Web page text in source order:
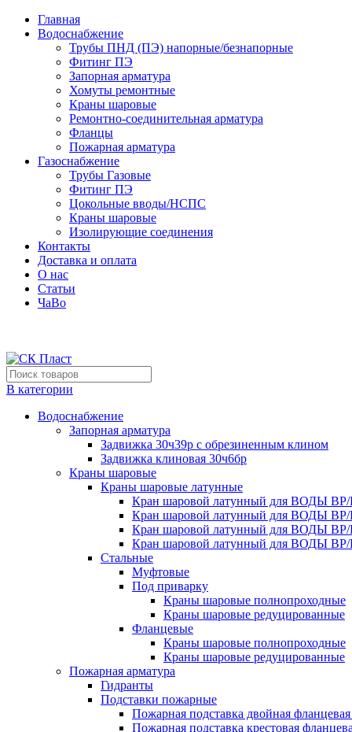
Главная
Водоснабжение
Трубы ПНД (ПЭ) напорные/безнапорные
Фитинг ПЭ
Запорная арматура
Хомуты ремонтные
Краны шаровые
Ремонтно-соединительная арматура
Фланцы
Пожарная арматура
Газоснабжение
Трубы Газовые
Фитинг ПЭ
Цокольные вводы/НСПС
Краны шаровые
Изолирующие соединения
Контакты
Доставка и оплата
О нас
Статьи
ЧаВо
В категории
Водоснабжение
Запорная арматура
Задвижка 30ч39р с обрезиненным клином
Задвижка клиновая 30ч6бр
Краны шаровые
Краны шаровые латунные
Кран шаровой латунный для ВОДЫ
Кран шаровой латунный для ВОДЫ
Кран шаровой латунный для ВОДЫ
Кран шаровой латунный для ВОДЫ
Стальные
Муфтовые
Под приварку
Краны шаровые полнопроходные
Краны шаровые редуцированные
Фланцевые
Краны шаровые полнопроходные
Краны шаровые редуцированные
Пожарная арматура
Гидранты
Подставки пожарные
Пожарная подставка двойная
Пожарная подставка крестовая